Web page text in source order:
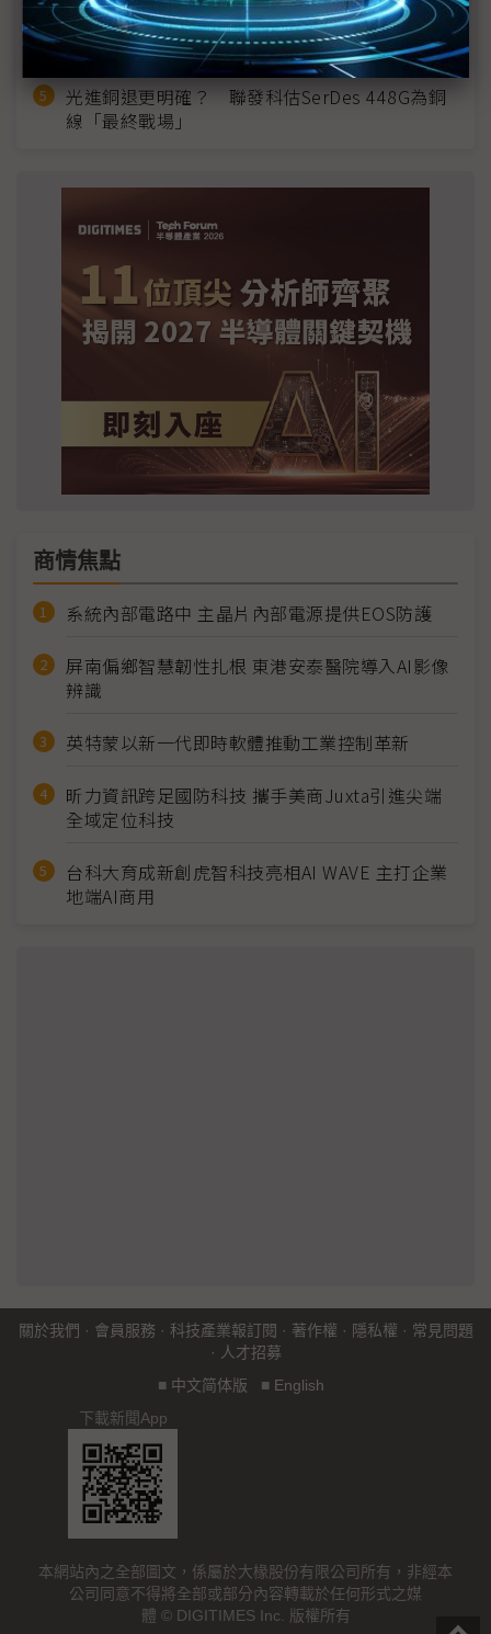
SpaceX晶片採購大轉向 Elon Musk捨超微全面
採用NVIDIA
光進銅退更明確？ 聯發科估SerDes 448G為銅
線「最終戰場」
商情焦點
系統內部電路中 主晶片內部電源提供EOS防護
屏南偏鄉智慧韌性扎根 東港安泰醫院導入AI影像
辨識
英特蒙以新一代即時軟體推動工業控制革新
昕力資訊跨足國防科技 攜手美商Juxta引進尖端
全域定位科技
台科大育成新創虎智科技亮相AI WAVE 主打企業
地端AI商用
關於我們 · 會員服務 · 科技產業報訂閱 · 著作權 · 隱私權 · 常見問題
· 人才招募
■ 中文简体版 ■ English
下載新聞App
本網站內之全部圖文，係屬於大椽股份有限公司所有，非經本
公司同意不得將全部或部分內容轉載於任何形式之媒
體 © DIGITIMES Inc. 版權所有